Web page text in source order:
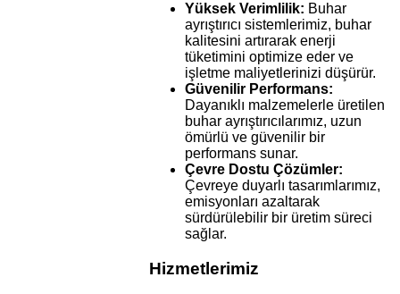
Yüksek Verimlilik: Buhar
ayrıştırıcı sistemlerimiz, buhar
kalitesini artırarak enerji
tüketimini optimize eder ve
işletme maliyetlerinizi düşürür.
Güvenilir Performans:
Dayanıklı malzemelerle üretilen
buhar ayrıştırıcılarımız, uzun
ömürlü ve güvenilir bir
performans sunar.
Çevre Dostu Çözümler:
Çevreye duyarlı tasarımlarımız,
emisyonları azaltarak
sürdürülebilir bir üretim süreci
sağlar.
Hizmetlerimiz